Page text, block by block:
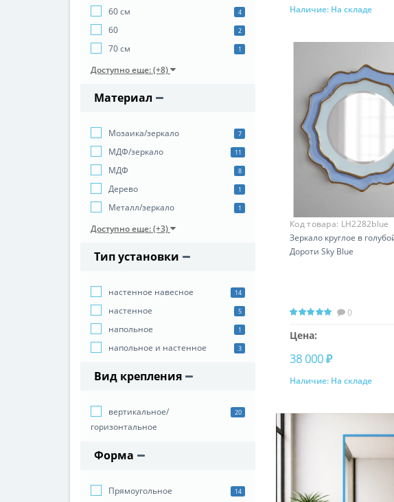
60 см 4
60 2
70 см 1
Доступно еще: (+8)
Материал
Мозаика/зеркало 7
МДФ/зеркало 11
МДФ 8
Дерево 1
Металл/зеркало 1
Доступно еще: (+3)
Тип установки
настенное навесное 14
настенное 5
напольное 1
напольное и настенное 3
Вид крепления
вертикальное/
горизонтальное
20
Форма
Прямоугольное 14
Купить
Наличие: На складе
Код товара: LH2282blue
Зеркало круглое в
Дороти Sky Blue
0
Цена:
38 000 ₽
Купить
Наличие: На складе